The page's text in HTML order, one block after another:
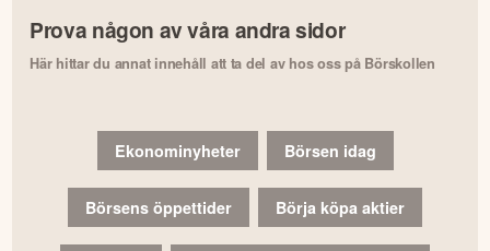
Prova någon av våra andra sidor
Här hittar du annat innehåll att ta del av hos oss på Börskollen
Ekonominyheter Börsen idag
Börsens öppettider Börja köpa aktier